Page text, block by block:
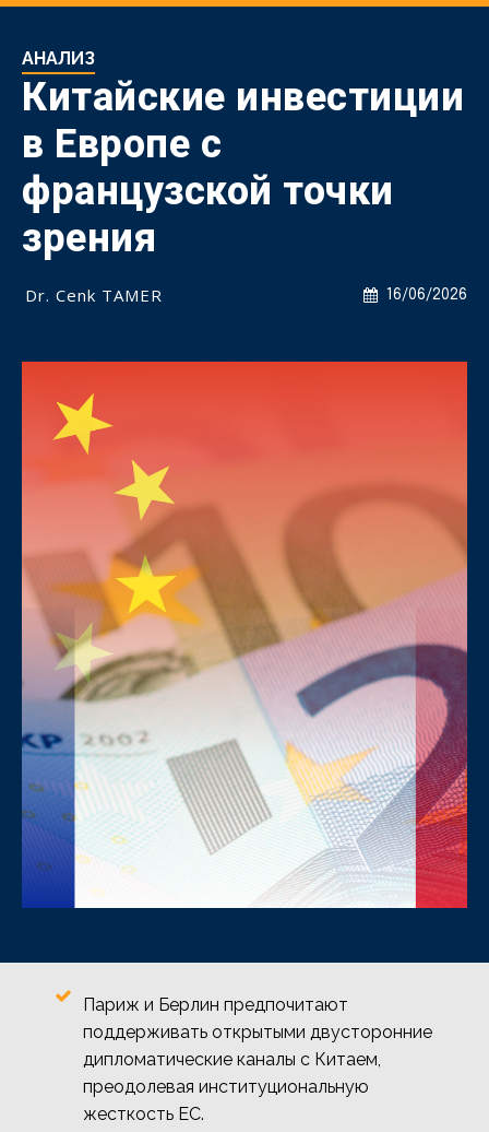
АНАЛИЗ
Китайские инвестиции
в Европе с
французской точки
зрения
16/06/2026
Dr. Cenk TAMER
Париж и Берлин предпочитают
поддерживать открытыми двусторонние
дипломатические каналы с Китаем,
преодолевая институциональную
жесткость ЕС.